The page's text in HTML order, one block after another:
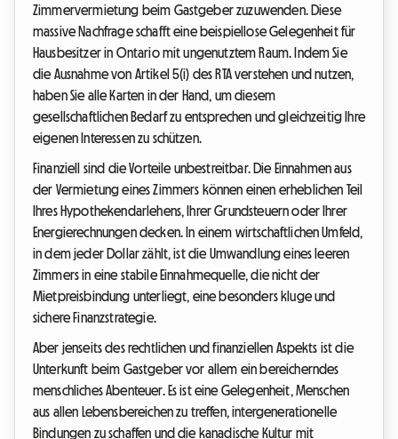
Zimmervermietung beim Gastgeber zuzuwenden. Diese
massive Nachfrage schafft eine beispiellose Gelegenheit für
Hausbesitzer in Ontario mit ungenutztem Raum. Indem Sie
die Ausnahme von Artikel 5(i) des RTA verstehen und nutzen,
haben Sie alle Karten in der Hand, um diesem
gesellschaftlichen Bedarf zu entsprechen und gleichzeitig Ihre
eigenen Interessen zu schützen.
Finanziell sind die Vorteile unbestreitbar. Die Einnahmen aus
der Vermietung eines Zimmers können einen erheblichen Teil
Ihres Hypothekendarlehens, Ihrer Grundsteuern oder Ihrer
Energierechnungen decken. In einem wirtschaftlichen Umfeld,
in dem jeder Dollar zählt, ist die Umwandlung eines leeren
Zimmers in eine stabile Einnahmequelle, die nicht der
Mietpreisbindung unterliegt, eine besonders kluge und
sichere Finanzstrategie.
Aber jenseits des rechtlichen und finanziellen Aspekts ist die
Unterkunft beim Gastgeber vor allem ein bereicherndes
menschliches Abenteuer. Es ist eine Gelegenheit, Menschen
aus allen Lebensbereichen zu treffen, intergenerationelle
Bindungen zu schaffen und die kanadische Kultur mit